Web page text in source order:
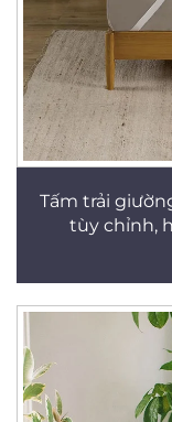
Tấm trải
tùy chỉnh,